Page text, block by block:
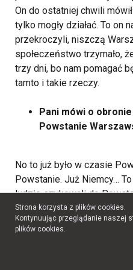
On do ostatniej chwili
tylko mogły działać. To on
przekroczyli, niszczą
społeczeństwo trzymało,
trzy dni, bo nam pomagać
tamto i takie rzeczy.
Pani mówi o
Powstanie
No to już było w czasie
Powstanie. Już Niemcy…
ludzie szykowali do
okupacji. To ciągle te
będzie Powstanie, to już
chciał, to nie wiedział. Ale
się każdy dowiedzieć, że
Strona korzysta z plików cookies.
Kontynuując przeglądanie naszej
plików cookies.